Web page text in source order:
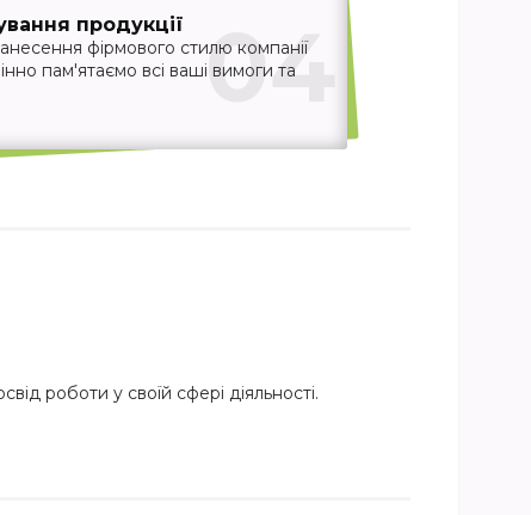
04
продукції
фірмового стилю компанії
пам'ятаємо всі ваші вимоги та
роботи у своїй сфері діяльності.